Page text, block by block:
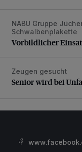
Vorbildlicher
NABU Gruppe
Schwalbenplakette
Vorbildlicher
Senior wird bei
Zeugen gesucht
Senior wird bei